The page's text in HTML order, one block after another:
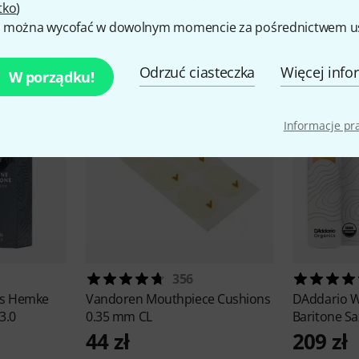
)
można wycofać w dowolnym momencie za pośrednictwem
W porządku! Odrzuć ciasteczka Więcej
Informacje
i pasujące
Hemke
356
Vandoren Mouthpiece Cushions
0.35 mm CL
44 zł
DAddario
Baritone
209 zł